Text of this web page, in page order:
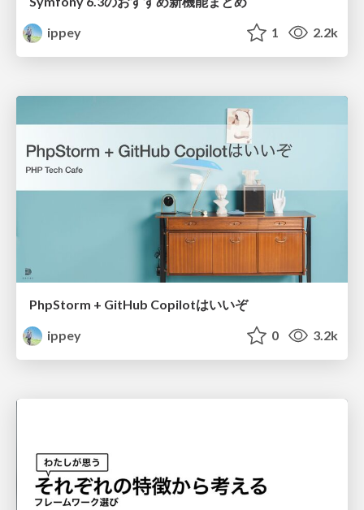
ippey
1 2.2k
PhpStorm + GitHub Copilotはいいぞ
ippey
0 3.2k